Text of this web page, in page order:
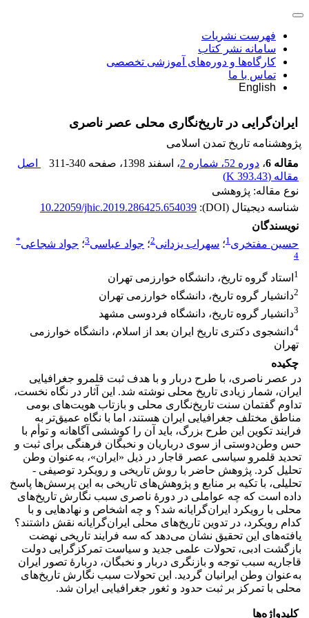
فهرست نشریات
سامانه نشر کتاب
کارگاه‌ها و دوره‌های آموزشی تخصصی
تماس با ما
English
ایران‌گرایی در تاریخ‌نگاری محلی عصر ناصری
پژوهشنامه تاریخ تمدن اسلامی
مقاله 6
، دوره 52، شماره 2 ، اسفند 1398 ، صفحه 311-340
اصل
مقاله (393.43 K
)
نوع مقاله: پژوهشی
شناسه دیجیتال (DOI):
10.22059/jhic.2019.286425.654039
نویسندگان
حسین مفتخری1؛ سهراب یزدانی2؛ جواد عباسی3؛ جواد شجاعی*
4
1 استاد گروه تاریخ، دانشگاه خوارزمی تهران
2دانشیار گروه تاریخ، دانشگاه خوارزمی تهران
3دانشیار گروه تاریخ، دانشگاه فردوسی مشهد
4دانشجوی دکتری تاریخ ایران بعد از اسلام، دانشگاه خوارزمی
تهران
چکیده
در عصر ناصری، با طرح دربار و با هدف ثبت قلمرو جغرافیایی
ایران، شمار زیادی تاریخ محلی نوشته شد. این آثار در نگاه نخست،
تداوم گفتمان سنت تاریخ‌نگاری محلی و بازتاب هویت‌های بومی
مناطق مختلف جغرافیایی ایران هستند، اما با نگاه عمیق‌تر به
فرایند تکوین این طرح بزرگ، باید آن را کوششی آگاهانه و توأم با
حس وطن‌دوستی از سوی درباریان و نخبگان فرهنگی برای ثبت و
تحدید قلمرو سیاسی عصر قاجار در ذیل «ایران»، به‌عنوان وطن
تحلیل کرد. پژوهش حاضر با روش تاریخی و رویکرد توصیفی -
تحلیلی، با تکیه بر منابع و پژوهش‌های تاریخی به این پرسش‌ها پاسخ
داده است که چه عواملی در دورۀ ناصری سبب نگارش تاریخ‌های
محلی با رویکرد ایران‌گرایانه شد؟ و چه اشخاص و نهادهایی و با
کدام رویکرد، در تدوین تاریخ‌های محلی ایران‌گرایانه نقش داشتند؟
یافته‌های این تحقیق نشان می‌دهد که سه فرایند تاریخی نهضت
بازگشت ادبی، تحولات علمی جدید و سیاست تمرکزگرایی دولت
قاجاریه سبب توجه و بازنگری دربار و نخبگان، دربارۀ تصور ایران
به‌عنوان وطن ایرانیان گردید. این تحولات سبب نگارش تاریخ‌‌های
محلی با تمرکز بر ثبت حدود و ثغور جغرافیایی ایران شد.
کلیدواژه‌ها